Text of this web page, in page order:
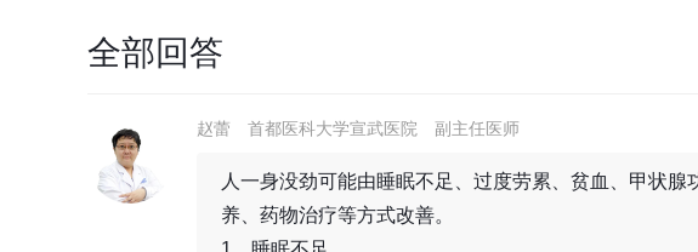
全部回答
赵蕾 首都医科大学宣武医院 副主任医师
人一身没劲可能由睡眠不足、过度劳累、贫血、甲状
养、药物治疗等方式改善。